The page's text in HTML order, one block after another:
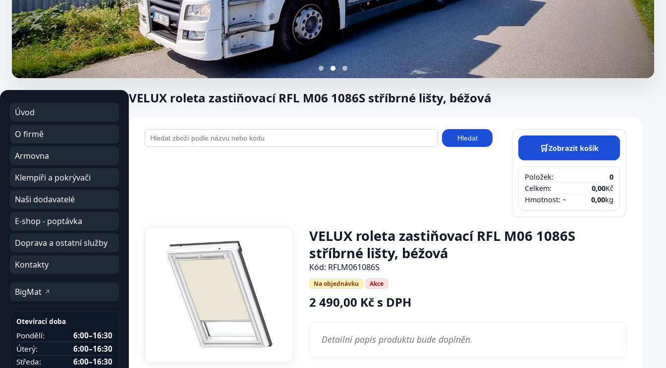
Úvod
O firmě
Armovna
Klempíři a pokrývači
Naši dodavatelé
E-shop - poptávka
Doprava a ostatní služby
Kontakty
BigMat
Otevírací doba
Pondělí:
6:00–16:30
Úterý:
6:00–16:30
Středa:
6:00–16:30
VELUX roleta zastiňovací RFL M06 1086S stříbrné lišty, béžová
Hledat
🛒Zobrazit košík
Položek:
0
Celkem:
0,00Kč
Hmotnost: ~
0,00kg
VELUX roleta zastiňovací RFL M06 1086S
stříbrné lišty, béžová
Kód: RFLM061086S
Na objednávku Akce
2 490,00 Kč s DPH
Detailní popis produktu bude doplněn.